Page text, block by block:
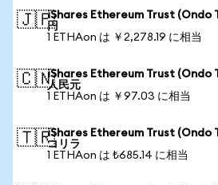
🇯🇵iShares Ethereum Trust (Ondo
円
1 ETHAon は ￥2,278.19 に相当
🇨🇳iShares Ethereum Trust (Ondo
人民元
1 ETHAon は ￥97.03 に相当
🇹🇷iShares Ethereum Trust (Ondo
コリラ
1 ETHAon は ₺685.14 に相当